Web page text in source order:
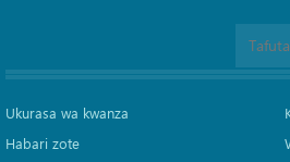
Ukurasa wa kwanza
Habari zote